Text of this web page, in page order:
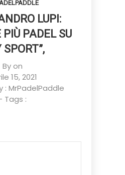
LUPI:
PADEL SU
SPORT”,
By on
15, 2021
: MrPadelPaddle
Tags :